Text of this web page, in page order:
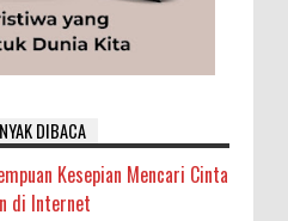
DIBACA
Kesepian Mencari Cinta
di Internet